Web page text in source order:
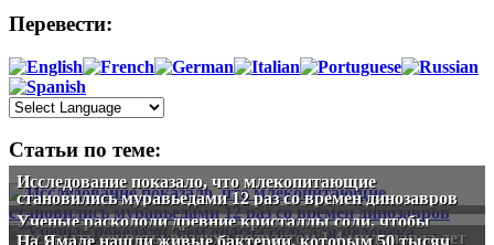
Перевести:
Статьи по теме:
Исследование показало, что млекопитающие
становились муравьедами 12 раз со времен динозавров
Ученые раскололи древние кристаллы соли, чтобы
раскрыть секреты воздуха возрастом 1,4 миллиарда лет